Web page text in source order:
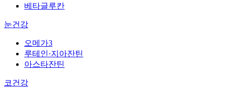
베타글루칸
눈건강
오메가3
루테인·지아잔틴
아스타잔틴
코건강